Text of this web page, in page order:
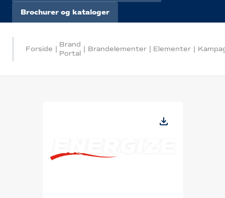
Brochurer og kataloger
Forside |
Brand
Portal
| Brandelementer | Elementer |